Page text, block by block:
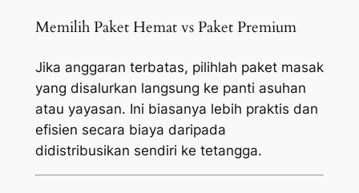
Memilih Paket Hemat vs Paket Premium
Jika anggaran terbatas, pilihlah paket masak
yang disalurkan langsung ke panti asuhan
atau yayasan. Ini biasanya lebih praktis dan
efisien secara biaya daripada
didistribusikan sendiri ke tetangga.